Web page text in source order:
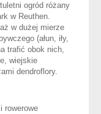
ogród różany
w Reuthen.
w dużej mierze
(ałun, iły,
trafić obok nich,
wiejskie
dendroflory.
rowerowe